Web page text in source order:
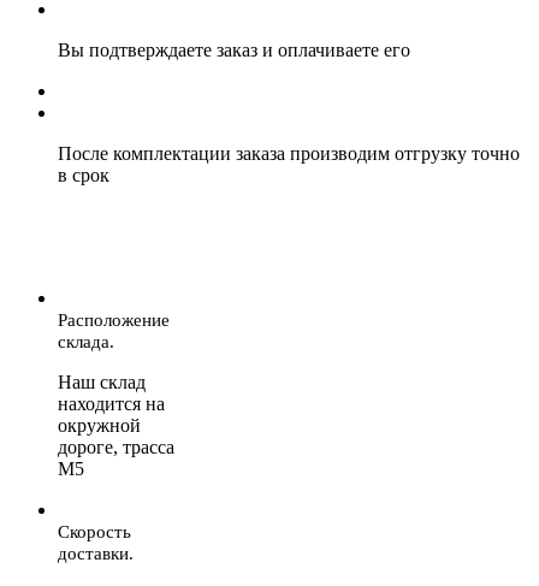
Вы подтверждаете заказ и оплачиваете его
После комплектации заказа производим отгрузку точно
в срок
Расположение
склада.
Наш склад
находится на
окружной
дороге, трасса
М5
Скорость
доставки.